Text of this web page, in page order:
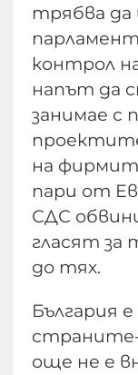
трябва да
контрол
напът да
занимае с
на
пари от
СДС
гласят за
до тях.
България
страните-
още не е